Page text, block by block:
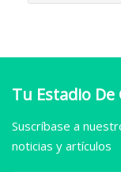
Tu Estadio
Suscríbase a
noticias y artículos